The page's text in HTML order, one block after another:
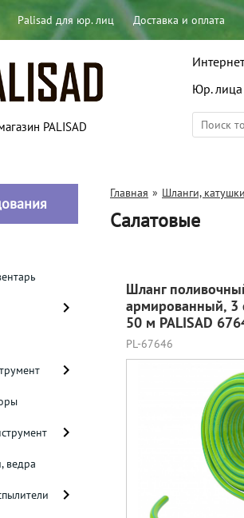
Palisad для юр. лиц Доставка и оплата
PALISAD
Юр. лица
ведра
Главная » Шланги,
Салатовые
Шланг
армированный, 3
50 м PALISAD
PL-67646